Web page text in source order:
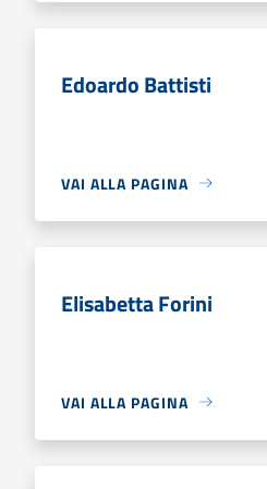
Edoardo Battisti
VAI ALLA PAGINA
Elisabetta Forini
VAI ALLA PAGINA